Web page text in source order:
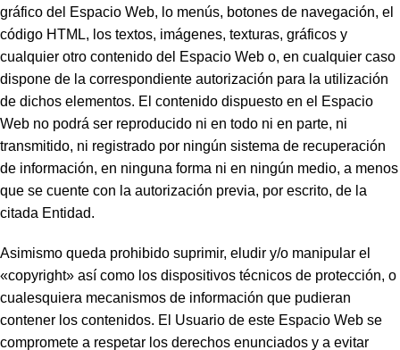
gráfico del Espacio Web, lo menús, botones de navegación, el
código HTML, los textos, imágenes, texturas, gráficos y
cualquier otro contenido del Espacio Web o, en cualquier caso
dispone de la correspondiente autorización para la utilización
de dichos elementos. El contenido dispuesto en el Espacio
Web no podrá ser reproducido ni en todo ni en parte, ni
transmitido, ni registrado por ningún sistema de recuperación
de información, en ninguna forma ni en ningún medio, a menos
que se cuente con la autorización previa, por escrito, de la
citada Entidad.
Asimismo queda prohibido suprimir, eludir y/o manipular el
«copyright» así como los dispositivos técnicos de protección, o
cualesquiera mecanismos de información que pudieran
contener los contenidos. El Usuario de este Espacio Web se
compromete a respetar los derechos enunciados y a evitar